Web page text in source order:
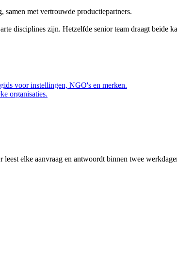
samen met vertrouwde productiepartners.
disciplines zijn. Hetzelfde senior team draagt beide
voor instellingen, NGO's en merken.
organisaties.
elke aanvraag en antwoordt binnen twee